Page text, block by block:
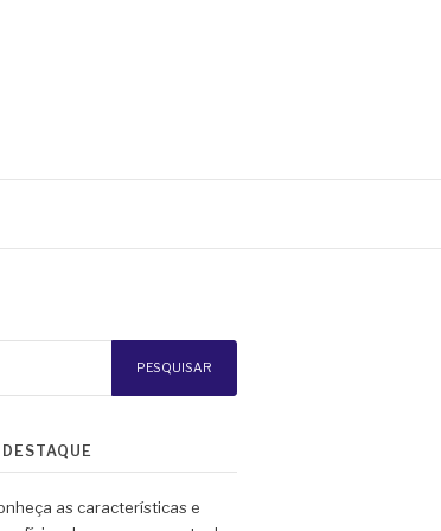
PESQUISAR
as características e